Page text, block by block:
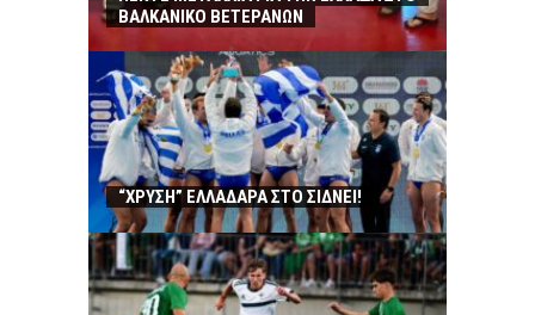
ΒΑΛΚΑΝΙΚΟ ΒΕΤΕΡΑΝΩΝ
“ΧΡΥΣΗ” ΕΛΛΑΔΑΡΑ ΣΤΟ ΣΙΔΝΕΙ!